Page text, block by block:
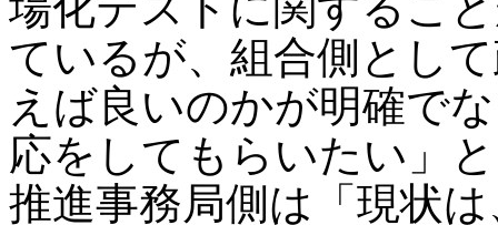
ているが、組合側とし
えば良いのかが明確で
応をしてもらいたい」
推進事務局側は「現状